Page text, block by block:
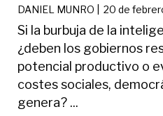
DANIEL MUNRO |20 de
Si la burbuja de la
¿deben los gobiernos
potencial productivo o
costes sociales,
genera? ...